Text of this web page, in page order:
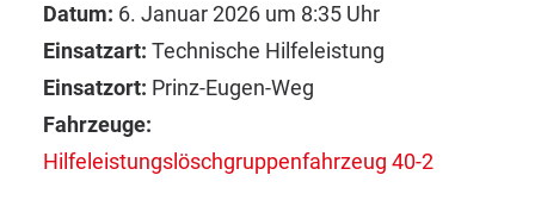
Datum: 6. Januar 2026 um 8:35 Uhr
Einsatzart: Technische Hilfeleistung
Einsatzort: Prinz-Eugen-Weg
Fahrzeuge:
Hilfeleistungslöschgruppenfahrzeug 40-2